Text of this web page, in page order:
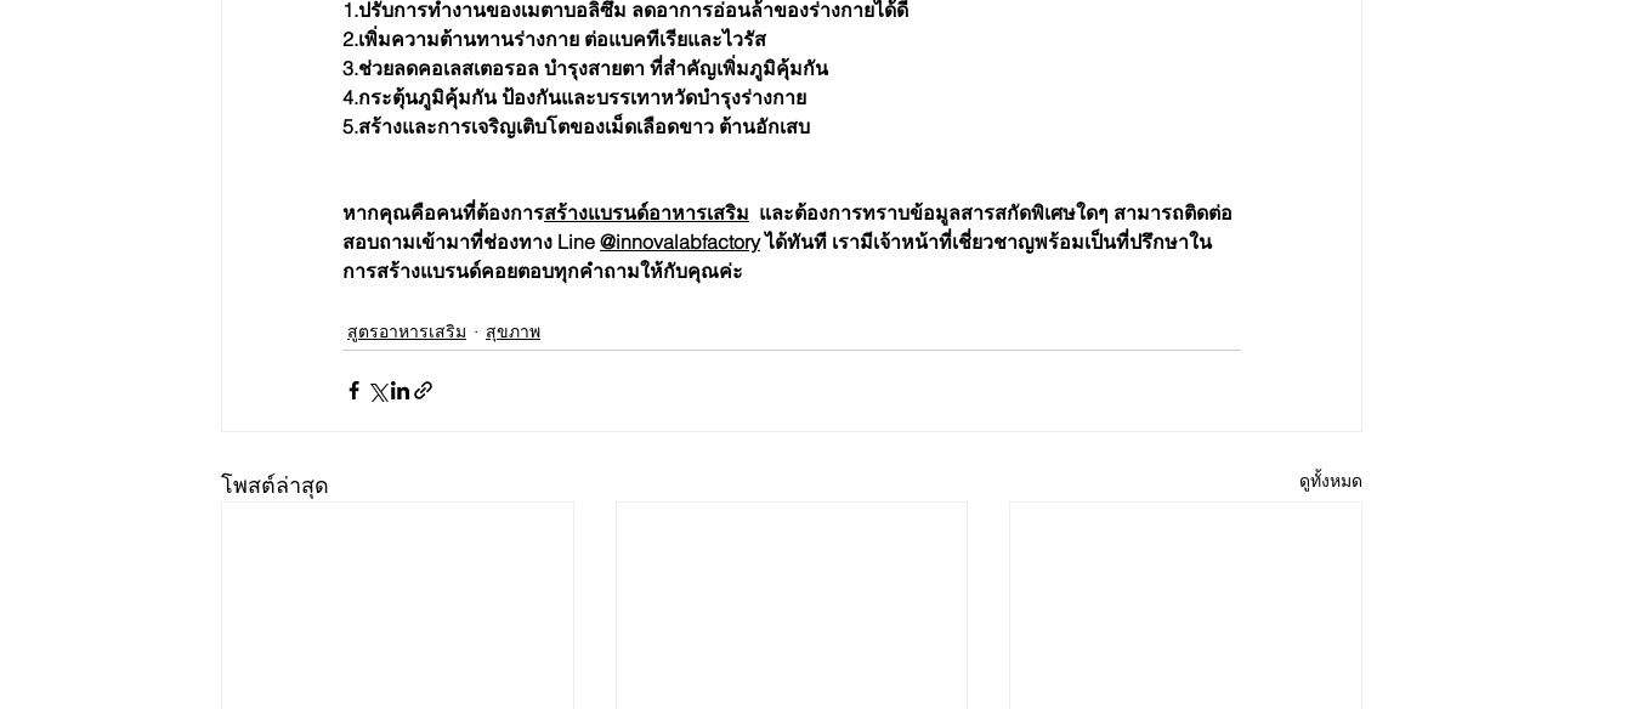
1.ปรับการทำงานของเมตาบอลิซึม ลดอาการอ่อนล้าของร่างกายได้ดี
2.เพิ่มความต้านทานร่างกาย ต่อแบคทีเรียและไวรัส
3.ช่วยลดคอเลสเตอรอล บำรุงสายตา ที่สำคัญเพิ่มภูมิคุ้มกัน
4.กระตุ้นภูมิคุ้มกัน ป้องกันและบรรเทาหวัดบำรุงร่างกาย
5.สร้างและการเจริญเติบโตของเม็ดเลือดขาว ต้านอักเสบ
หากคุณคือคนที่ต้องการสร้างแบรนด์อาหารเสริม
  และต้องการทราบข้อมูลสารสกัดพิเศษใดๆ สามารถติดต่อ
สอบถามเข้ามาที่ช่องทาง Line @innovalabfactory ได้ทันที เรามีเจ้าหน้าที่เชี่ยวชาญพร้อมเป็นที่ปรึกษาใน
การสร้างแบรนด์คอยตอบทุกคำถามให้กับคุณค่ะ
สูตรอาหารเสริม สุขภาพ
โพสต์ล่าสุด ดูทั้งหมด